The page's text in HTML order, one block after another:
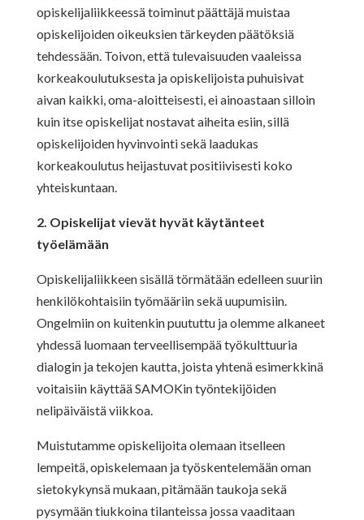
opiskelijaliikkeessä toiminut päättäjä muistaa
opiskelijoiden oikeuksien tärkeyden päätöksiä
tehdessään. Toivon, että tulevaisuuden vaaleissa
korkeakoulutuksesta ja opiskelijoista puhuisivat
aivan kaikki, oma-aloitteisesti, ei ainoastaan silloin
kuin itse opiskelijat nostavat aiheita esiin, sillä
opiskelijoiden hyvinvointi sekä laadukas
korkeakoulutus heijastuvat positiivisesti koko
yhteiskuntaan.
2. Opiskelijat vievät hyvät käytänteet
työelämään
Opiskelijaliikkeen sisällä törmätään edelleen suuriin
henkilökohtaisiin työmääriin sekä uupumisiin.
Ongelmiin on kuitenkin puututtu ja olemme alkaneet
yhdessä luomaan terveellisempää työkulttuuria
dialogin ja tekojen kautta, joista yhtenä esimerkkinä
voitaisiin käyttää SAMOKin työntekijöiden
nelipäiväistä viikkoa.
Muistutamme opiskelijoita olemaan itselleen
lempeitä, opiskelemaan ja työskentelemään oman
sietokykynsä mukaan, pitämään taukoja sekä
pysymään tiukkoina tilanteissa jossa vaaditaan